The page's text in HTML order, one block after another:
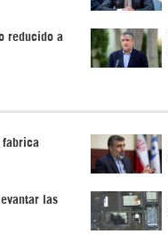
reducido a
fabrica
las